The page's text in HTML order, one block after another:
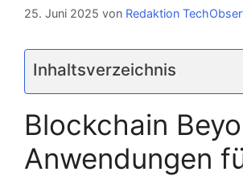
25. Juni 2025 von Redaktion
Inhaltsverzeichnis
Blockchain
Anwendungen